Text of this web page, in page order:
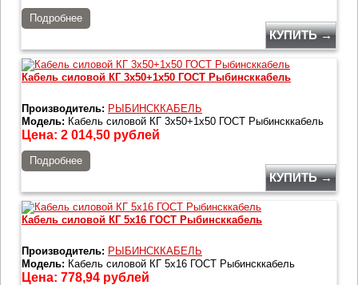
Подробнее
КУПИТЬ →
Кабель силовой КГ 3х50+1х50 ГОСТ Рыбинсккабель
Производитель: РЫБИНСККАБЕЛЬ
Модель: Кабель силовой КГ 3х50+1х50 ГОСТ Рыбинсккабель
Цена: 2 014,50 рублей
Подробнее
КУПИТЬ →
Кабель силовой КГ 5х16 ГОСТ Рыбинсккабель
Производитель: РЫБИНСККАБЕЛЬ
Модель: Кабель силовой КГ 5х16 ГОСТ Рыбинсккабель
Цена: 778,94 рублей